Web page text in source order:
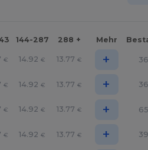
144-287 288 + Mehr
€ 14.92 € 13.77 € + 36
€ 14.92 € 13.77 € + 36
€ 14.92 € 13.77 € + 65
€ 14.92 € 13.77 € + 39